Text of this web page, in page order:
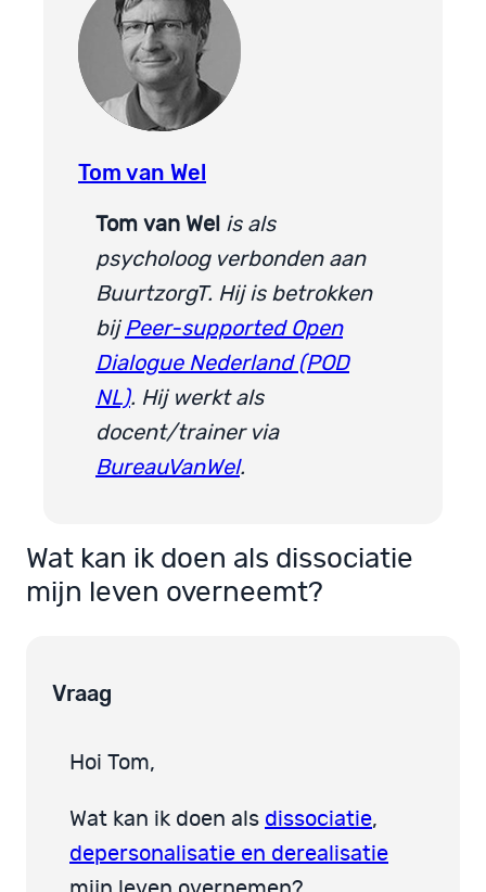
Tom van Wel
Tom van Wel is als
psycholoog verbonden aan
BuurtzorgT. Hij is betrokken
bij Peer-supported Open
Dialogue Nederland (POD
NL). Hij werkt als
docent/trainer via
BureauVanWel.
Wat kan ik doen als dissociatie
mijn leven overneemt?
Vraag
Hoi Tom,
Wat kan ik doen als dissociatie,
depersonalisatie en derealisatie